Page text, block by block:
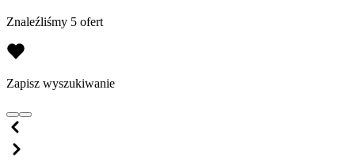
Znaleźliśmy 5 ofert
Zapisz wyszukiwanie